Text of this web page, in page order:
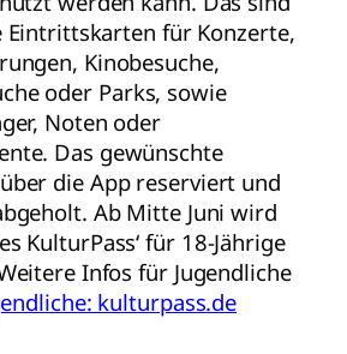
Eintrittskarten für Konzerte,
Kinobesuche,
oder Parks, sowie
Noten oder
Das gewünschte
die App reserviert und
Ab Mitte Juni wird
KulturPass‘ für 18-Jährige
Infos für Jugendliche
kulturpass.de